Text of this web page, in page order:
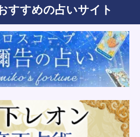
すすめの占いサイト